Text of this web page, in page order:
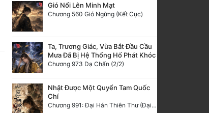
Gió Nổi Lên Minh Mạt
Chương 560 Gió Ngừng (Kết Cục)
Ta, Trương Giác, Vừa Bắt Đầu Cầu
Mưa Đã Bị Hệ Thống Hố Phát Khóc
Chương 973 Dạ Chẩn (2/2)
Nhặt Được Một Quyển Tam Quốc
Chí
Chương 991: Đại Hán Thiên Thư (Đại Kết Cục)